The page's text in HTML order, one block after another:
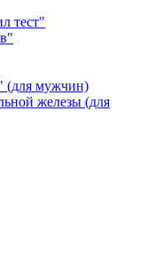
тест"
(для мужчин)
железы (для